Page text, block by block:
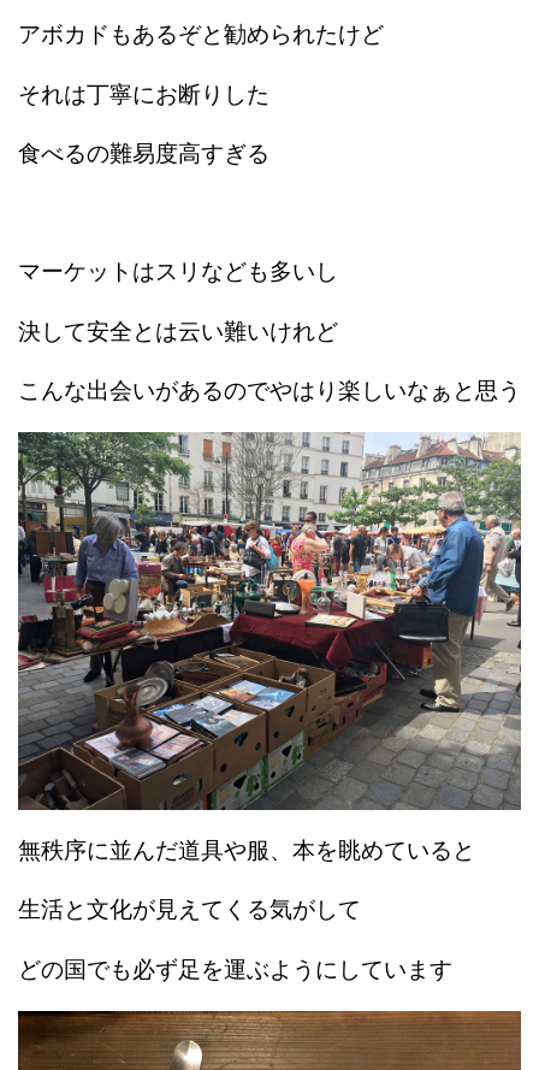
アボカドもあるぞと勧められたけど
それは丁寧にお断りした
食べるの難易度高すぎる
マーケットはスリなども多いし
決して安全とは云い難いけれど
こんな出会いがあるのでやはり楽しいなぁと思う
無秩序に並んだ道具や服、本を眺めていると
生活と文化が見えてくる気がして
どの国でも必ず足を運ぶようにしています